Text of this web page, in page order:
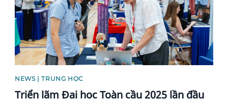
NEWS | TRUNG HỌC
Triển lãm Đại học Toàn cầu 2025 lần đầu